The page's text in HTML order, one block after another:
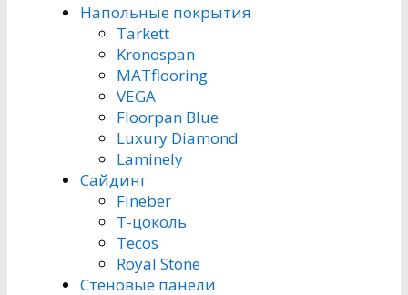
Напольные покрытия
Tarkett
Kronospan
MATflooring
VEGA
Floorpan Blue
Luxury Diamond
Laminely
Сайдинг
Fineber
Т-цоколь
Tecos
Royal Stone
Стеновые панели